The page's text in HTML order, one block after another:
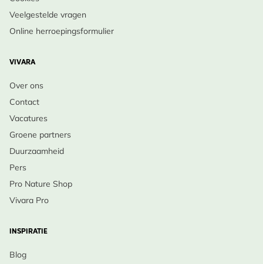
Veelgestelde vragen
Online herroepingsformulier
VIVARA
Over ons
Contact
Vacatures
Groene partners
Duurzaamheid
Pers
Pro Nature Shop
Vivara Pro
INSPIRATIE
Blog